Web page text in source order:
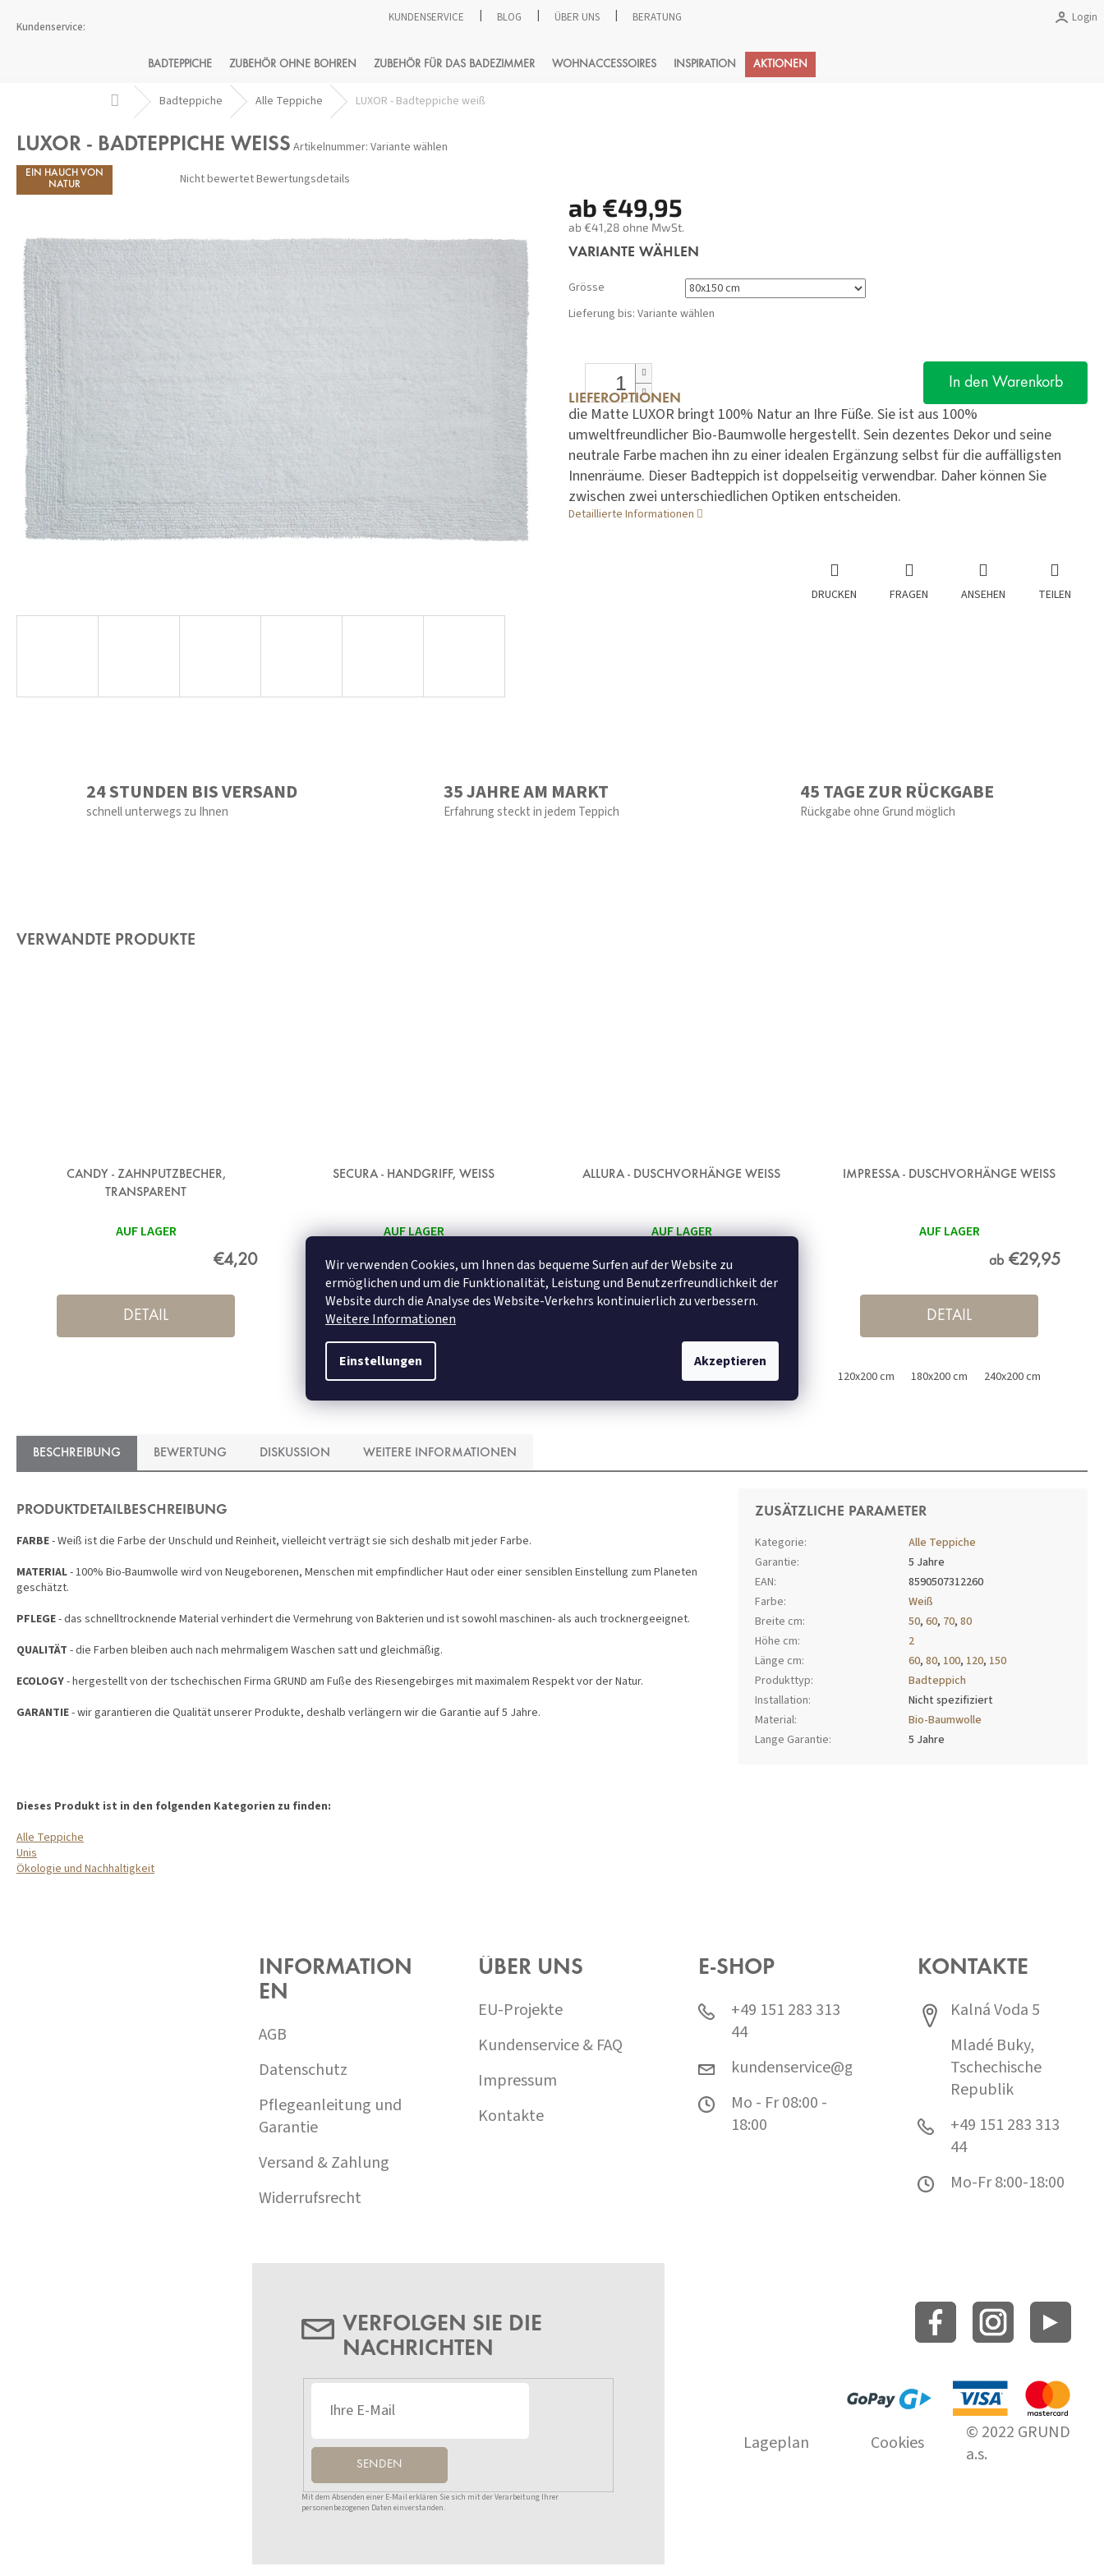
Wir verwenden Cookies, um Ihnen das bequeme Surfen auf der Website zu
ermöglichen und um die Funktionalität, Leistung und Benutzerfreundlichkeit der
Website durch die Analyse des Website-Verkehrs kontinuierlich zu verbessern.
Weitere Informationen
Einstellungen Akzeptieren
Inhalt
KUNDENSERVICE BLOG ÜBER UNS BERATUNG Login
Warenkorb
BADTEPPICHE ZUBEHÖR OHNE BOHREN ZUBEHÖR FÜR DAS BADEZIMMER WOHNACCESSOIRES INSPIRATION AKTIONEN
StartseiteBadteppiche Alle Teppiche LUXOR - Badteppiche weiß
LUXOR - BADTEPPICHE WEISS Artikelnummer: Variante wählen
EIN HAUCH VON
NATUR
Die
durchschnittliche
5
Sternen.
Nicht bewertetBewertungsdetails
ab €49,95
ab €41,28 ohne MwSt.
Verkaufspreis:
VARIANTE WÄHLEN
Grösse
Lieferung bis: Variante wählen
LIEFEROPTIONEN
In den Warenkorb
die Matte LUXOR bringt 100% Natur an Ihre Füße. Sie ist aus 100%
umweltfreundlicher Bio-Baumwolle hergestellt. Sein dezentes Dekor und seine
neutrale Farbe machen ihn zu einer idealen Ergänzung selbst für die auffälligsten
Innenräume. Dieser Badteppich ist doppelseitig verwendbar. Daher können Sie
zwischen zwei unterschiedlichen Optiken entscheiden.
Detaillierte Informationen
DRUCKEN FRAGEN ANSEHEN TEILEN
24 STUNDEN BIS VERSAND
schnell unterwegs zu Ihnen
35 JAHRE AM MARKT
Erfahrung steckt in jedem Teppich
45 TAGE ZUR RÜCKGABE
Rückgabe ohne Grund möglich
VERWANDTE PRODUKTE
CANDY - ZAHNPUTZBECHER,
TRANSPARENT
AUF LAGER
€4,20
DETAIL
SECURA - HANDGRIFF, WEISS
AUF LAGER
€25,95
DETAIL
ALLURA - DUSCHVORHÄNGE WEISS
AUF LAGER
ab
180x200 cm
IMPRESSA - DUSCHVORHÄNGE WEISS
AUF LAGER
ab €29,95
DETAIL
120x200 cm 180x200 cm 240x200 cm
BESCHREIBUNG BEWERTUNG DISKUSSION WEITERE INFORMATIONEN
PRODUKTDETAILBESCHREIBUNG
FARBE- Weiß ist die Farbe der Unschuld und Reinheit, vielleicht verträgt sie sich deshalb mit jeder Farbe.
MATERIAL- 100% Bio-Baumwolle wird von Neugeborenen, Menschen mit empfindlicher Haut oder einer sensiblen Einstellung zum Planeten
geschätzt.
PFLEGE- das schnelltrocknende Material verhindert die Vermehrung von Bakterien und ist sowohl maschinen- als auch trocknergeeignet.
QUALITÄT - die Farben bleiben auch nach mehrmaligem Waschen satt und gleichmäßig.
ECOLOGY- hergestellt von der tschechischen Firma GRUND am Fuße des Riesengebirges mit maximalem Respekt vor der Natur.
GARANTIE- wir garantieren die Qualität unserer Produkte, deshalb verlängern wir die Garantie auf 5 Jahre.
Dieses Produkt ist in den folgenden Kategorien zu finden:
Alle Teppiche
Unis
Ökologie und Nachhaltigkeit
ZUSÄTZLICHE PARAMETER
Kategorie:
Alle Teppiche
Garantie:
5 Jahre
EAN:
8590507312260
Farbe:
Weiß
Breite cm: 50,60, 70,80
Höhe cm:
2
Länge cm: 60,80, 100, 120, 150
Produkttyp:
Badteppich
Installation:
Nicht spezifiziert
Material:
Bio-Baumwolle
Lange Garantie: 5 Jahre
INFORMATION
EN
AGB
Datenschutz
Pflegeanleitung und
Garantie
Versand & Zahlung
Widerrufsrecht
ÜBER UNS
EU-Projekte
Kundenservice & FAQ
Impressum
Kontakte
E-SHOP
+49 151 283 313
44
kundenservice@grund.cz
Mo - Fr 08:00 -
18:00
KONTAKTE
Kalná Voda 5
Mladé Buky,
Tschechische
Republik
+49 151 283 313
44
Mo-Fr 8:00-18:00
VERFOLGEN SIE DIE
NACHRICHTEN
SENDEN
Mit dem Absenden einer E-Mail erklären Sie sich mit der Verarbeitung Ihrer
personenbezogenen Daten einverstanden.
Lageplan Cookies
© 2022 GRUND
a.s.